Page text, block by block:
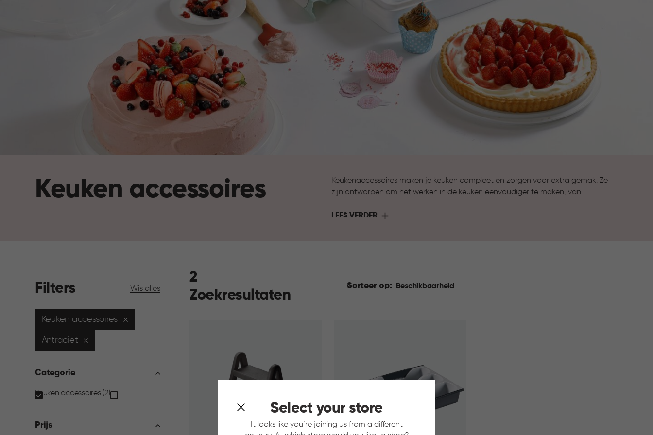
Select your store
It looks like you’re joining us from a different
Keuken accessoires
Keukenaccessoires maken je keuken compleet en zorgen voor extra gemak. Ze
zijn ontworpen om het werken in de keuken eenvoudiger te maken, van
nodig hebt om jouw keuken compleet te maken.
LEES VERDER
Filters Wis alles
Keuken accessoires
Antraciet
Categorie
Categorie
filter
Keuken accessoires (2)
Prijs
Sorteer op: Beschikbaarheid
2
Zoekresultaten